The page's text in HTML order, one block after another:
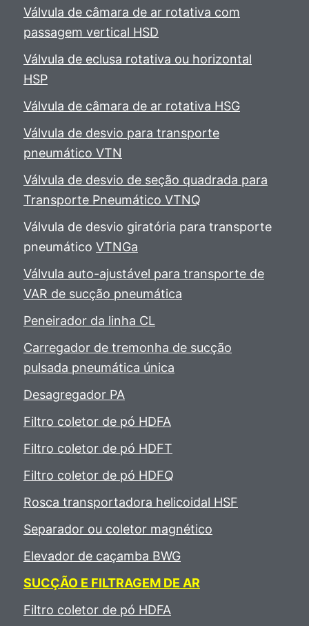
Válvula de câmara de ar rotativa com
passagem vertical HSD
Válvula de eclusa rotativa ou horizontal
HSP
Válvula de câmara de ar rotativa HSG
Válvula de desvio para transporte
pneumático VTN
Válvula de desvio de seção quadrada para
Transporte Pneumático VTNQ
Válvula de desvio giratória para transporte
pneumático VTNGa
Válvula auto-ajustável para transporte de
VAR de sucção pneumática
Peneirador da linha CL
Carregador de tremonha de sucção
pulsada pneumática única
Desagregador PA
Filtro coletor de pó HDFA
Filtro coletor de pó HDFT
Filtro coletor de pó HDFQ
Rosca transportadora helicoidal HSF
Separador ou coletor magnético
Elevador de caçamba BWG
SUCÇÃO E FILTRAGEM DE AR
Filtro coletor de pó HDFA